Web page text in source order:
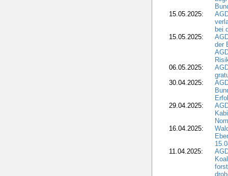
15.05.2025:
bei
15.05.2025:
der
06.05.2025:
30.04.2025:
29.04.2025:
16.04.2025:
11.04.2025: